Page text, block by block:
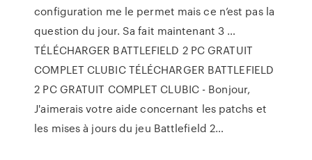
configuration me le permet mais ce n’est pas la
question du jour. Sa fait maintenant 3 …
TÉLÉCHARGER BATTLEFIELD 2 PC GRATUIT
COMPLET CLUBIC TÉLÉCHARGER BATTLEFIELD
2 PC GRATUIT COMPLET CLUBIC - Bonjour,
J'aimerais votre aide concernant les patchs et
les mises à jours du jeu Battlefield 2…